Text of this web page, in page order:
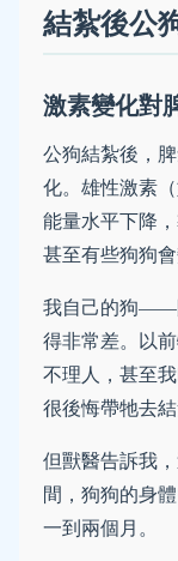
結紮後公
激素變化對
公狗結紮後，
化。雄性激素
能量水平下降
甚至有些狗狗會
我自己的狗——
得非常差。以
不理人，甚至
很後悔帶牠去結
但獸醫告訴我
間，狗狗的身
一到兩個月。